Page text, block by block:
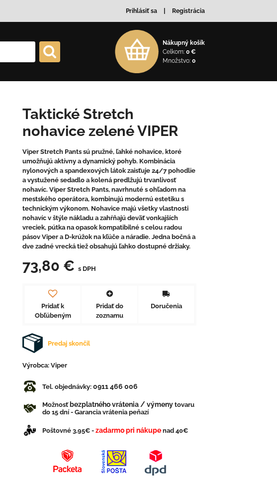
Prihlásiť sa Registrácia
Nákupný košík
Celkom: 0 €
Množstvo: 0
Taktické Stretch
nohavice zelené VIPER
Viper Stretch Pants sú pružné, ľahké nohavice, ktoré
umožňujú aktívny a dynamický pohyb. Kombinácia
nylonových a spandexových látok zaisťuje 24/7 pohodlie
a vystužené sedadlo a kolená predlžujú trvanlivosť
nohavíc. Viper Stretch Pants, navrhnuté s ohľadom na
mestského operátora, kombinujú modernú estetiku s
technickým výkonom. Nohavice majú všetky vlastnosti
nohavíc v štýle nákladu a zahŕňajú deväť vonkajších
vreciek, pútka na opasok kompatibilné s celou radou
pásov Viper a D-krúžok na kľúče a náradie. Jedna bočná a
dve zadné vrecká tiež obsahujú ľahko dostupné držiaky.
73,80 € s DPH
Pridať k
Obľúbeným
Pridať do
zoznamu
Doručenia
Predaj skončil
Výrobca: Viper
Tel. objednávky: 0911 466 006
Možnosť bezplatného vrátenia / výmeny tovaru
do 15 dní - Garancia vrátenia peňazí
Poštovné 3,95€ - zadarmo pri nákupe nad 40€